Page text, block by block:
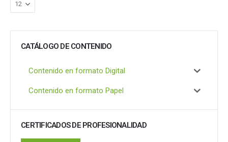
CATÁLOGO DE CONTENIDO
Contenido en formato Digital
Contenido en formato Papel
CERTIFICADOS DE PROFESIONALIDAD